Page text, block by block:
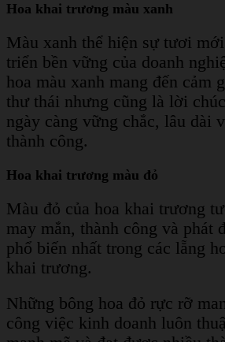
Hoa khai trương màu xanh
Màu xanh thể hiện sự tươi
triển bền vững của doanh
hoa màu xanh mang đến cảm
thư thái nhưng cũng là lời
ngày càng vững chắc, lâu dài
thành công.
Hoa khai trương màu đỏ
Màu đỏ của hoa khai trương
may mắn, thành công và phát
phổ biến nhất trong các lẵng
khai trương.
Những bông hoa đỏ rực rỡ
công việc kinh doanh luôn